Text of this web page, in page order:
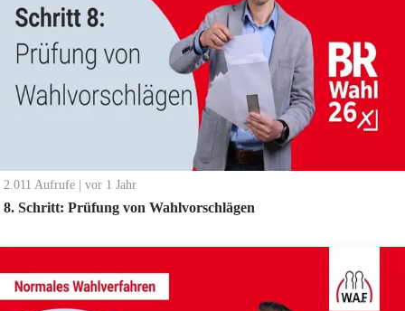
2.011 Aufrufe vor 1 Jahr
8. Schritt: Prüfung von Wahlvorschlägen